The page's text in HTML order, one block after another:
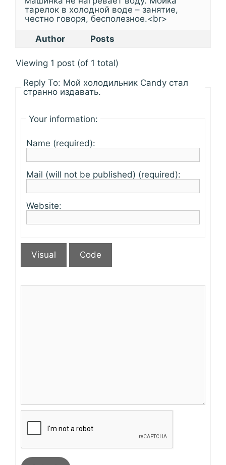
тарелок в холодной воде – занятие,
честно говоря, бесполезное.<br>
Author
Posts
Viewing 1 post (of 1 total)
Reply To: Мой холодильник Candy стал
странно издавать.
Your information:
Name (required):
Mail (will not be published) (required):
Website:
Visual Code